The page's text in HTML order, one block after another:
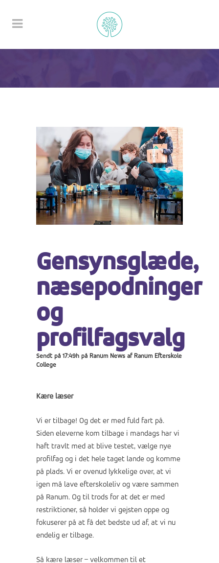
Gensynsglæde,
næsepodninger
og
profilfagsvalg
Sendt på 17:49h på Ranum News af Ranum Efterskole
College
Kære læser
Vi er tilbage! Og det er med fuld fart på.
Siden eleverne kom tilbage i mandags har vi
haft travlt med at blive testet, vælge nye
profilfag og i det hele taget lande og komme
på plads. Vi er ovenud lykkelige over, at vi
igen må lave efterskoleliv og være sammen
på Ranum. Og til trods for at det er med
restriktioner, så holder vi gejsten oppe og
fokuserer på at få det bedste ud af, at vi nu
endelig er tilbage.
Så kære læser – velkommen til et